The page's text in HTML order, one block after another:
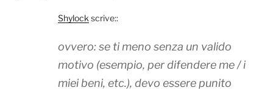
Shylock scrive::
ovvero: se ti meno senza un valido
motivo (esempio, per difendere me / i
miei beni, etc.), devo essere punito